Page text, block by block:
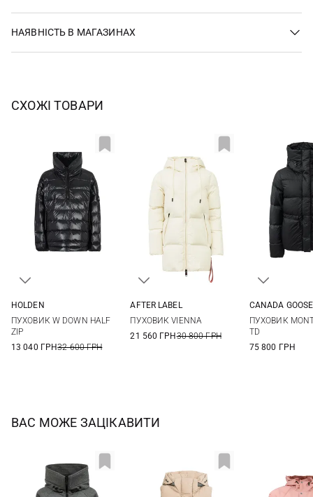
НАЯВНІСТЬ В МАГАЗИНАХ
СХОЖІ ТОВАРИ
HOLDEN
ПУХОВИК W DOWN HALF
ZIP
13 040 ГРН32 600 ГРН
AFTER LABEL
ПУХОВИК VIENNA
21 560 ГРН30 800 ГРН
XL
CANADA GOOSE
ПУХОВИК
TD
75 800 ГРН
ВАС МОЖЕ ЗАЦІКАВИТИ